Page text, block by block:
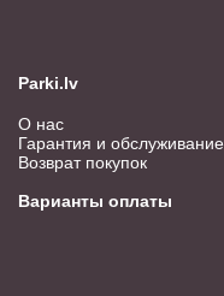
Parki.lv
О нас
Гарантия и обслуживание
Возврат покупок
Варианты оплаты